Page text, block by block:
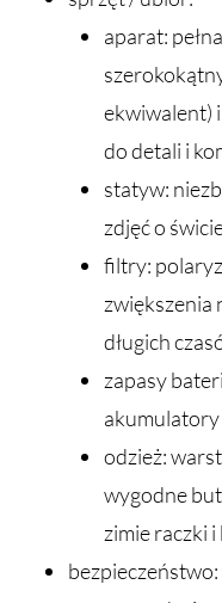
aparat:
ekwiwalent)
do detali i
statyw:
zdjęć o
filtry:
zwiększenia
długich
zapasy
akumulatory
odzież:
wygodne
zimie raczki i
bezpieczeństwo: